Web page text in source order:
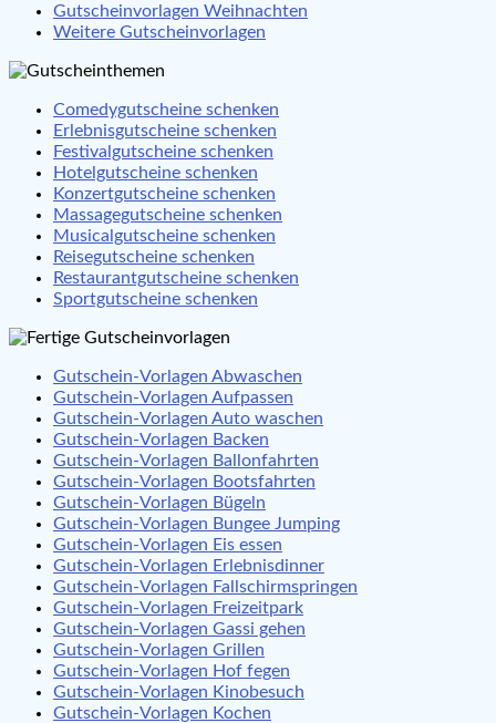
Gutscheinvorlagen Weihnachten
Weitere Gutscheinvorlagen
Comedygutscheine schenken
Erlebnisgutscheine schenken
Festivalgutscheine schenken
Hotelgutscheine schenken
Konzertgutscheine schenken
Massagegutscheine schenken
Musicalgutscheine schenken
Reisegutscheine schenken
Restaurantgutscheine schenken
Sportgutscheine schenken
Gutschein-Vorlagen Abwaschen
Gutschein-Vorlagen Aufpassen
Gutschein-Vorlagen Auto waschen
Gutschein-Vorlagen Backen
Gutschein-Vorlagen Ballonfahrten
Gutschein-Vorlagen Bootsfahrten
Gutschein-Vorlagen Bügeln
Gutschein-Vorlagen Bungee Jumping
Gutschein-Vorlagen Eis essen
Gutschein-Vorlagen Erlebnisdinner
Gutschein-Vorlagen Fallschirmspringen
Gutschein-Vorlagen Freizeitpark
Gutschein-Vorlagen Gassi gehen
Gutschein-Vorlagen Grillen
Gutschein-Vorlagen Hof fegen
Gutschein-Vorlagen Kinobesuch
Gutschein-Vorlagen Kochen